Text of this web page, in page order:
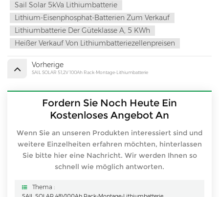
Sail Solar 5kVa Lithiumbatterie
Lithium-Eisenphosphat-Batterien Zum Verkauf
Lithiumbatterie Der Güteklasse A, 5 KWh
Heißer Verkauf Von Lithiumbatteriezellenpreisen
Vorherige
SAIL SOLAR 51,2V 100Ah Rack-Montage-Lithiumbatterie
Fordern Sie Noch Heute Ein
Kostenloses Angebot An
Wenn Sie an unseren Produkten interessiert sind und
weitere Einzelheiten erfahren möchten, hinterlassen
Sie bitte hier eine Nachricht. Wir werden Ihnen so
schnell wie möglich antworten.
Thema :